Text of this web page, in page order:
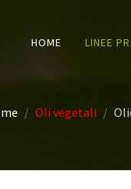
HOME LINEE
Oli vegetali